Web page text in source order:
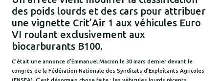
des poids lourds et des cars pour attribuer
une vignette Crit’Air 1 aux véhicules Euro
VI roulant exclusivement aux
biocarburants B100.
C’était une annonce d’Emmanuel Macron le 30 mars dernier devant le
congrès de la Fédération Nationale des Syndicats d’Exploitants Agricoles
(FNSEA). C’est désormais chose faite : les véhicules lourds récents